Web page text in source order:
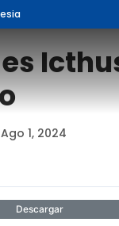
Ago 1, 2024
Descargar